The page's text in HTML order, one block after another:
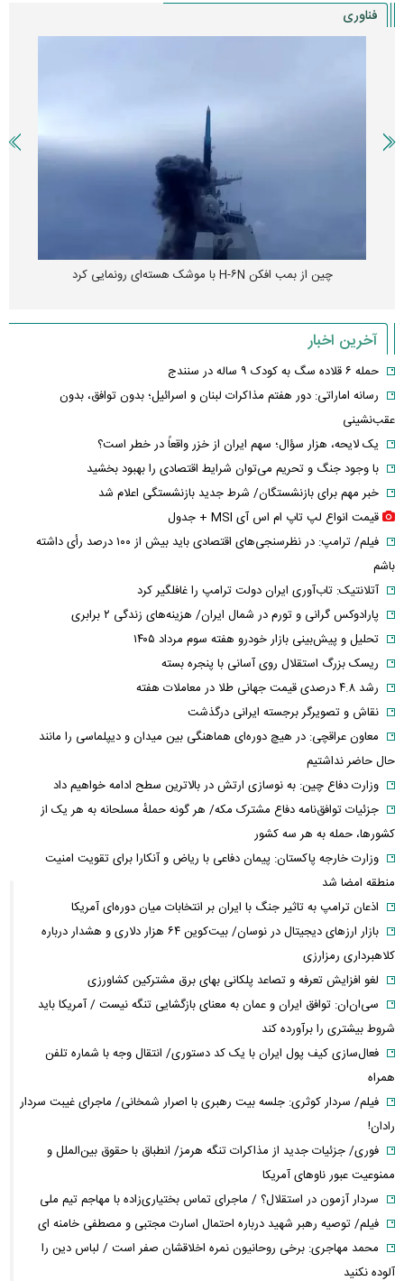
فناوری
چین از بمب افکن H-۶N با موشک هسته‌ای رونمایی کرد
آخرین اخبار
حمله ۶ قلاده سگ به کودک ۹ ساله در سنندج
رسانه اماراتی: دور هفتم مذاکرات لبنان و اسرائیل؛ بدون توافق، بدون
عقب‌نشینی
یک لایحه، هزار سؤال؛ سهم ایران از خزر واقعاً در خطر است؟
با وجود جنگ و تحریم می‌توان شرایط اقتصادی را بهبود بخشید
خبر مهم برای بازنشستگان/ شرط جدید بازنشستگی اعلام شد
قیمت انواع لپ تاپ ام اس آی MSI + جدول
فیلم/ ترامپ: در نظرسنجی‌های اقتصادی باید بیش از ۱۰۰ درصد رأی داشته
باشم
آتلانتیک: تاب‌آوری ایران دولت ترامپ را غافلگیر کرد
پارادوکس گرانی و تورم در شمال ایران/ هزینه‌های زندگی ۲ برابری
تحلیل و پیش‌بینی بازار خودرو هفته سوم مرداد ۱۴۰۵
ریسک بزرگ استقلال روی آسانی با پنجره بسته
رشد ۴.۸ درصدی قیمت جهانی طلا در معاملات هفته
نقاش و تصویرگر برجسته ایرانی درگذشت
معاون عراقچی: در هیچ دوره‌ای هماهنگی بین میدان و دیپلماسی را مانند
حال حاضر نداشتیم
وزارت دفاع چین: به نوسازی ارتش در بالاترین سطح ادامه خواهیم داد
جزئیات توافق‌نامه دفاع مشترک مکه/ هر گونه حملهٔ مسلحانه به هر یک از
کشورها، حمله به هر سه کشور
وزارت خارجه پاکستان: پیمان دفاعی با ریاض و آنکارا برای تقویت امنیت
منطقه امضا شد
اذعان ترامپ به تاثیر جنگ با ایران بر انتخابات میان دوره‌ای آمریکا
بازار ارزهای دیجیتال در نوسان/ بیت‌کوین ۶۴ هزار دلاری و هشدار درباره
کلاهبرداری رمزارزی
لغو افزایش تعرفه و تصاعد پلکانی بهای برق مشترکین کشاورزی
سی‌ان‌ان: توافق ایران و عمان به معنای بازگشایی تنگه نیست / آمریکا باید
شروط بیشتری را برآورده کند
فعال‌سازی کیف پول ایران با یک کد دستوری/ انتقال وجه با شماره تلفن
همراه
فیلم/ سردار کوثری: جلسه بیت رهبری با اصرار شمخانی/ ماجرای غیبت سردار
رادان!
فوری/ جزئیات جدید از مذاکرات تنگه هرمز/ انطباق با حقوق بین‌الملل و
ممنوعیت عبور ناوهای آمریکا
سردار آزمون در استقلال؟ / ماجرای تماس بختیاری‌زاده با مهاجم تیم ملی
فیلم/ توصیه رهبر شهید درباره احتمال اسارت مجتبی و مصطفی خامنه ای
محمد مهاجری: برخی روحانیون نمره اخلاقشان صفر است / لباس دین را
آلوده نکنید